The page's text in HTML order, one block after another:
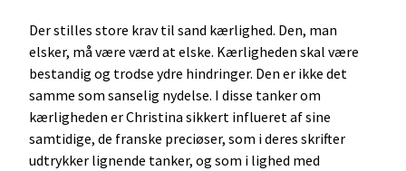
Der stilles store krav til sand kærlighed. Den, man
elsker, må være værd at elske. Kærligheden skal være
bestandig og trodse ydre hindringer. Den er ikke det
samme som sanselig nydelse. I disse tanker om
kærligheden er Christina sikkert influeret af sine
samtidige, de franske preciøser, som i deres skrifter
udtrykker lignende tanker, og som i lighed med